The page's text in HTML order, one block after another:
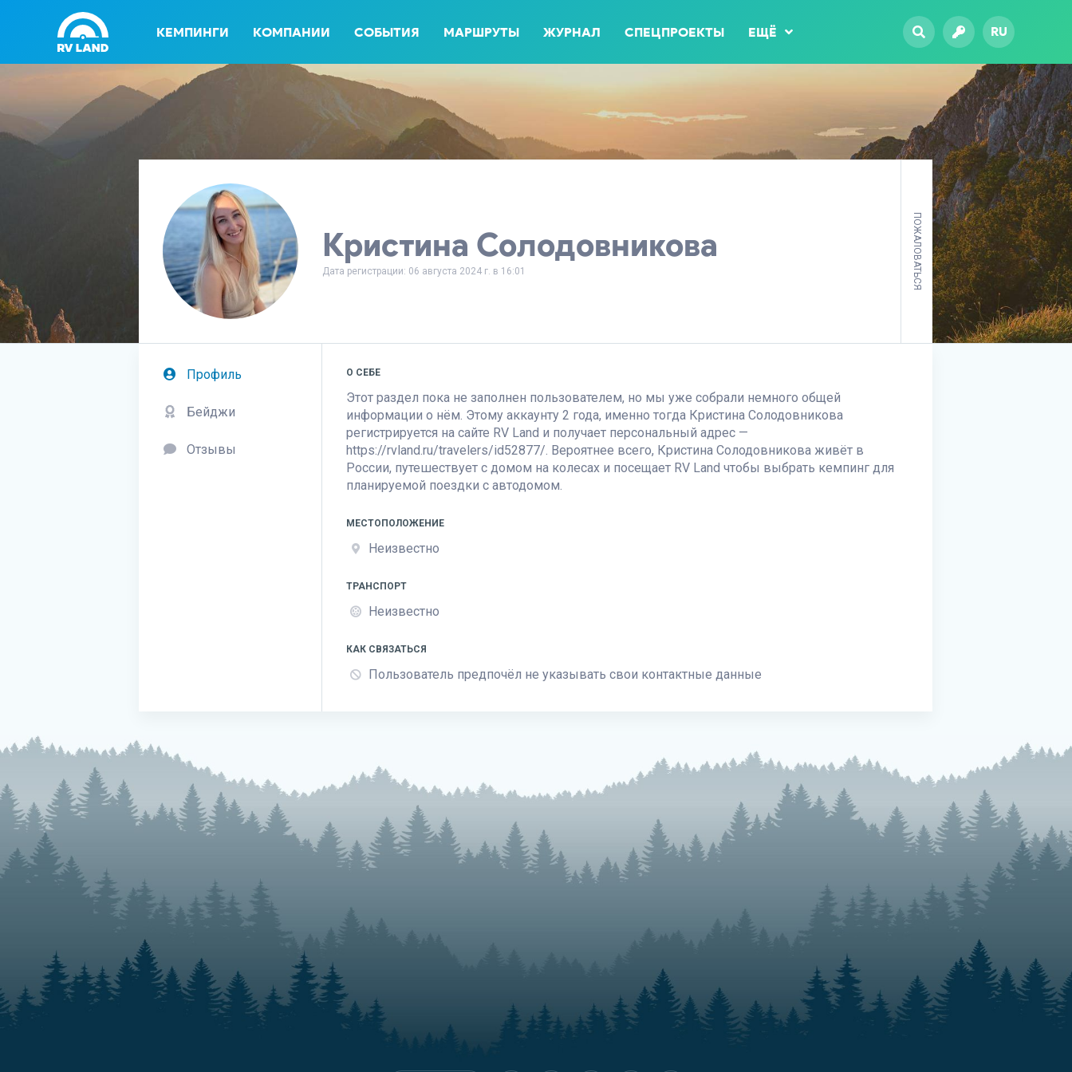
КЕМПИНГИ КОМПАНИИ СОБЫТИЯ МАРШРУТЫ ЖУРНАЛ СПЕЦПРОЕКТЫ ЕЩЁ RU
Кристина Солодовникова
Дата регистрации: 06 августа 2024 г. в 16:01 ПОЖАЛОВАТЬСЯ
Профиль
Бейджи
Отзывы
О СЕБЕ
Этот раздел пока не заполнен пользователем, но мы уже собрали немного общей
информации о нём. Этому аккаунту 2 года, именно тогда Кристина Солодовникова
регистрируется на сайте RV Land и получает персональный адрес —
https://rvland.ru/travelers/id52877/. Вероятнее всего, Кристина Солодовникова живёт в
России, путешествует с домом на колесах и посещает RV Land чтобы выбрать кемпинг для
планируемой поездки с автодомом.
МЕСТОПОЛОЖЕНИЕ
Неизвестно
ТРАНСПОРТ
Неизвестно
КАК СВЯЗАТЬСЯ
Пользователь предпочёл не указывать свои контактные данные